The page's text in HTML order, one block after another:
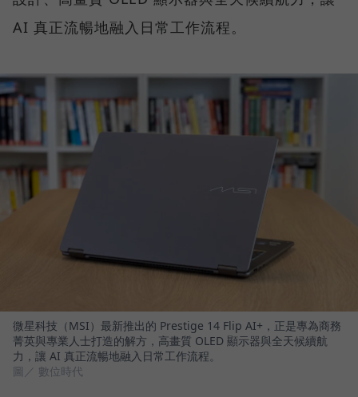
AI 真正流暢地融入日常工作流程。
微星科技（MSI）最新推出的 Prestige 14 Flip AI+，正是專為商務
菁英與專業人士打造的解方，高畫質 OLED 顯示器與全天候續航
力，讓 AI 真正流暢地融入日常工作流程。
圖／ 數位時代